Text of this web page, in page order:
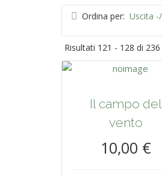
Ordina per: Uscita
Risultati 121 - 128 di 236
Il campo del
vento
10,00 €